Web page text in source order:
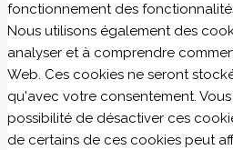
fonctionnement des
Nous utilisons également des
analyser et à comprendre
Web. Ces cookies ne seront
qu'avec votre consentement.
possibilité de désactiver ces
de certains de ces cookies peut